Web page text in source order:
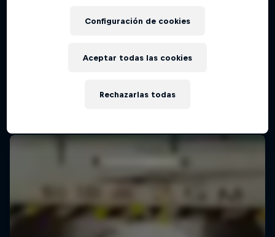
Configuración de cookies
Rechazarlas todas
Aceptar todas las cookies